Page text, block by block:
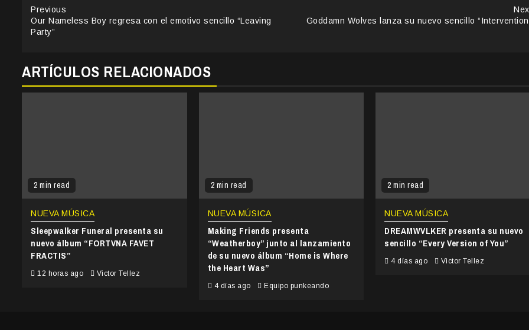
Continue
Reading
Previous
Our Nameless Boy regresa con el emotivo sencillo “Leaving
Party”
Goddamn Wolves lanza su nuevo sencillo
ARTÍCULOS RELACIONADOS
2 min read
NUEVA MÚSICA
Sleepwalker Funeral presenta su
nuevo álbum “FORTVNA FAVET
FRACTIS”
12 horas ago Victor Tellez
2 min read
NUEVA MÚSICA
Making Friends presenta
“Weatherboy” junto al lanzamiento
de su nuevo álbum “Home is Where
the Heart Was”
4 días ago Equipo punkeando
2 min read
NUEVA MÚSICA
DREAMWVLKER presenta su nuevo
sencillo “Every Version of You”
4 días ago Victor Tellez